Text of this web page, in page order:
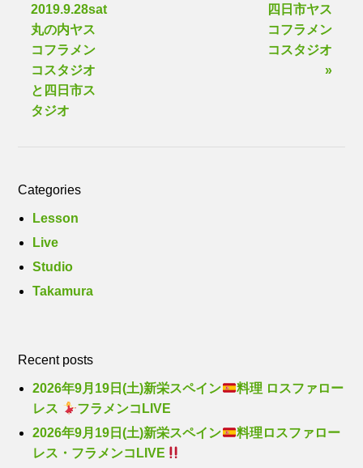
2019.9.28sat
丸の内ヤス
コフラメン
コスタジオ
と四日市ス
タジオ
四日市ヤス
コフラメン
コスタジオ
»
Categories
Lesson
Live
Studio
Takamura
Recent posts
2026年9月19日(土)新栄スペイン
料理 ロスファロー
レス
フラメンコLIVE
2026年9月19日(土)新栄スペイン
料理ロスファロー
レス・フラメンコLIVE